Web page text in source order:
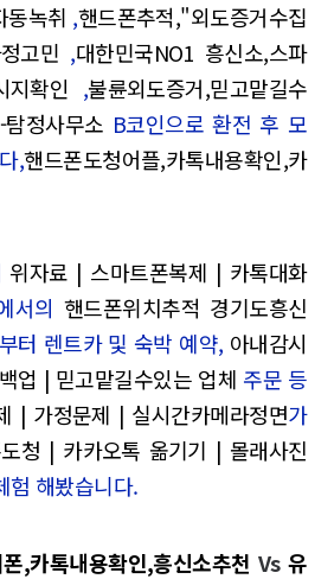
동녹취 ,핸드폰추적,"외도증거수집
고민 ,대한민국NO1 흥신소,스파
지확인 ,불륜외도증거,믿고맡길수
정사무소 B코인으로 환전 후 모
,핸드폰도청어플,카톡내용확인,카
위자료 | 스마트폰복제 | 카톡대화
서의 핸드폰위치추적 경기도흥신
터 렌트카 및 숙박 예약, 아내감시
업 | 믿고맡길수있는 업체 주문 등
| 가정문제 | 실시간카메라정면가
청 | 카카오톡 옮기기 | 몰래사진
험 해봤습니다.
,카톡내용확인,흥신소추천 Vs유